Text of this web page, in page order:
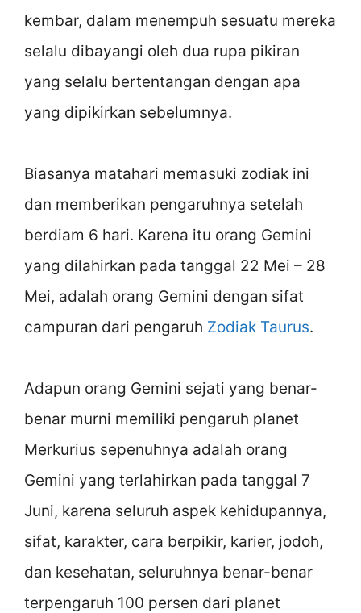
kembar, dalam menempuh sesuatu mereka
selalu dibayangi oleh dua rupa pikiran
yang selalu bertentangan dengan apa
yang dipikirkan sebelumnya.
Biasanya matahari memasuki zodiak ini
dan memberikan pengaruhnya setelah
berdiam 6 hari. Karena itu orang Gemini
yang dilahirkan pada tanggal 22 Mei – 28
Mei, adalah orang Gemini dengan sifat
campuran dari pengaruh Zodiak Taurus.
Adapun orang Gemini sejati yang benar-
benar murni memiliki pengaruh planet
Merkurius sepenuhnya adalah orang
Gemini yang terlahirkan pada tanggal 7
Juni, karena seluruh aspek kehidupannya,
sifat, karakter, cara berpikir, karier, jodoh,
dan kesehatan, seluruhnya benar-benar
terpengaruh 100 persen dari planet